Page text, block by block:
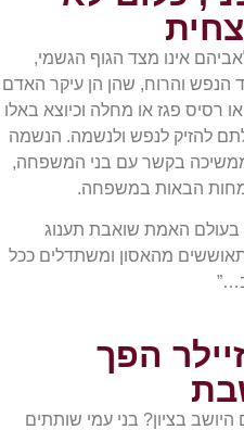
אינו מצד הגוף הגשמי,
הנפש והרוח, שהן הן עיקר האדם
רסיס פגז או מחלה וכיוצא באלו
להזיק לנפש ולנשמה. הנשמה
ממשיכה בקשר עם בני המשפחה,
הבאות במשפחה.
האמת שואבת תענוג
מהאסון ומשתדלים ככל
הפך
בציון? בני עמי שותתים